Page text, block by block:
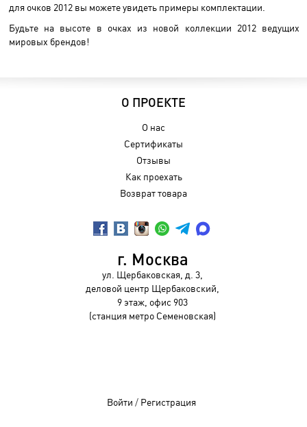
для очков 2012 вы можете увидеть примеры комплектации.
Будьте на высоте в очках из новой коллекции 2012 ведущих
мировых брендов!
О ПРОЕКТЕ
О нас
Сертификаты
Отзывы
Как проехать
Возврат товара
г. Москва
ул. Щербаковская, д. 3,
деловой центр Щербаковский,
9 этаж, офис 903
(станция метро Семеновская)
Войти / Регистрация